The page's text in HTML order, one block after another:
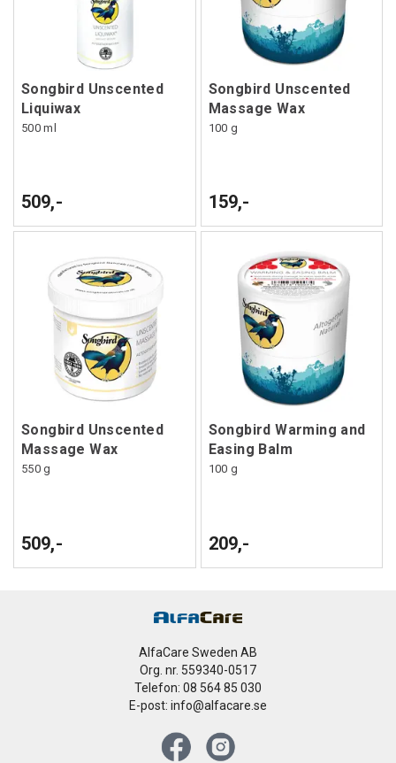
Songbird Unscented
Liquiwax
500 ml
509,-
Songbird Unscented
Massage Wax
100 g
159,-
Songbird Unscented
Massage Wax
550 g
509,-
Songbird Warming and
Easing Balm
100 g
209,-
AlfaCare Sweden AB
Org. nr. 559340-0517
Telefon: 08 564 85 030
E-post: info@alfacare.se